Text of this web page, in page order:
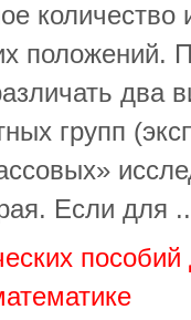
количество
положений.
два
групп
Если для